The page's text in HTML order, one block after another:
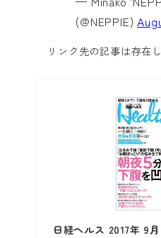
(@NEPPIE)
リンク先の記事は存在
日経ヘルス 2017年 9